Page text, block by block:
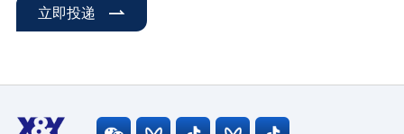
立即投递